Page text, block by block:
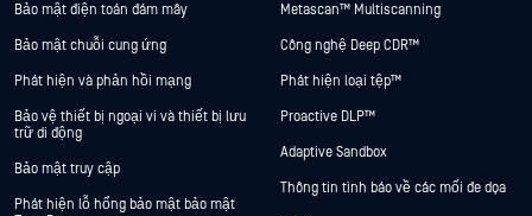
Bảo mật điện toán đám mây
Bảo mật chuỗi cung ứng
Phát hiện và phản hồi mạng
Bảo vệ thiết bị ngoại vi và thiết bị lưu
trữ di động
Bảo mật truy cập
Phát hiện lỗ hổng bảo mật bảo mật
Metascan™ Multiscanning
Công nghệ Deep CDR™
Phát hiện loại tệp™
Proactive DLP™
Adaptive Sandbox
Thông tin tình báo về các mối đe dọa